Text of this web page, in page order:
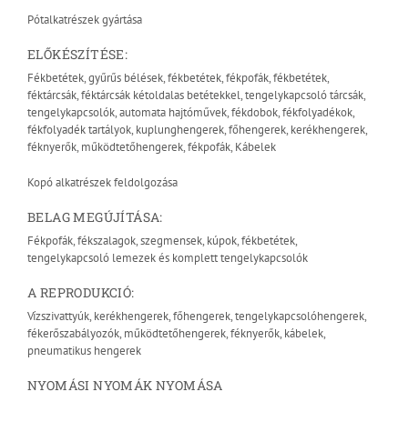
Pótalkatrészek gyártása
ELŐKÉSZÍTÉSE:
Fékbetétek, gyűrűs bélések, fékbetétek, fékpofák, fékbetétek,
féktárcsák, féktárcsák kétoldalas betétekkel, tengelykapcsoló tárcsák,
tengelykapcsolók, automata hajtóművek, fékdobok, fékfolyadékok,
fékfolyadék tartályok, kuplunghengerek, főhengerek, kerékhengerek,
féknyerők, működtetőhengerek, fékpofák, Kábelek
Kopó alkatrészek feldolgozása
BELAG MEGÚJÍTÁSA:
Fékpofák, fékszalagok, szegmensek, kúpok, fékbetétek,
tengelykapcsoló lemezek és komplett tengelykapcsolók
A REPRODUKCIÓ:
Vízszivattyúk, kerékhengerek, főhengerek, tengelykapcsolóhengerek,
fékerőszabályozók, működtetőhengerek, féknyerők, kábelek,
pneumatikus hengerek
NYOMÁSI NYOMÁK NYOMÁSA